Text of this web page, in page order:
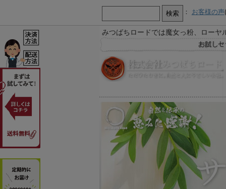
： お客様の声
みつばちロードでは魔女っ粉、ロー